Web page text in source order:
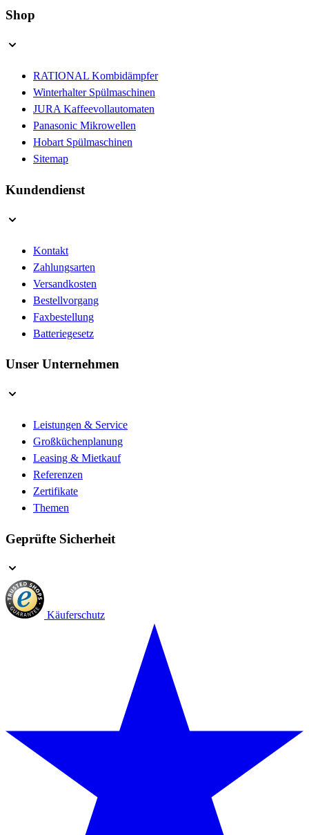
Shop
RATIONAL Kombidämpfer
Winterhalter Spülmaschinen
JURA Kaffeevollautomaten
Panasonic Mikrowellen
Hobart Spülmaschinen
Sitemap
Kundendienst
Kontakt
Zahlungsarten
Versandkosten
Bestellvorgang
Faxbestellung
Batteriegesetz
Unser Unternehmen
Leistungen & Service
Großküchenplanung
Leasing & Mietkauf
Referenzen
Zertifikate
Themen
Geprüfte Sicherheit
Käuferschutz